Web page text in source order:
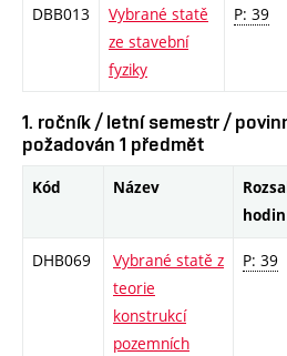
DBB013
Vybrané statě
ze stavební
fyziky
P: 39
1. ročník / letní semestr /
požadován 1 předmět
Kód Název
hodin
DHB069
Vybrané statě z
teorie
konstrukcí
pozemních
P: 39